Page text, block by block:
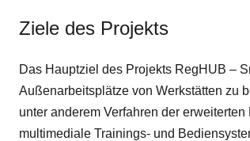
Ziele des Projekts
Das Hauptziel des Projekts RegHUB –
Außenarbeitsplätze von Werkstätten zu
unter anderem Verfahren der
multimediale Trainings- und